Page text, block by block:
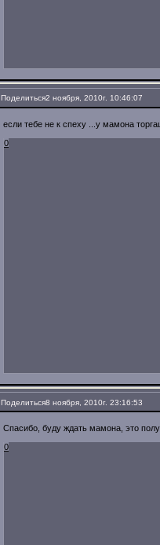
Поделиться2 ноября, 2010г. 10:46:07
если тебе не к спеху ...у мамона
0
Поделиться8 ноября, 2010г. 23:16:53
Спасибо, буду ждать мамона, это
0